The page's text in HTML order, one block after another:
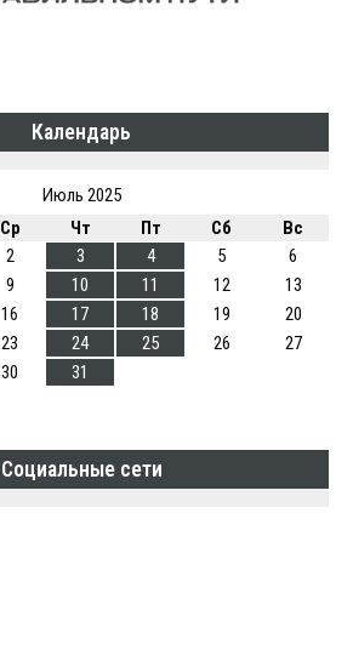
Календарь
Июль 2025
Ср Чт Пт Сб
Вс
2 3 4 5
6
9 10 11 12
13
16 17 18 19
20
23 24 25 26
27
30
31
Социальные сети